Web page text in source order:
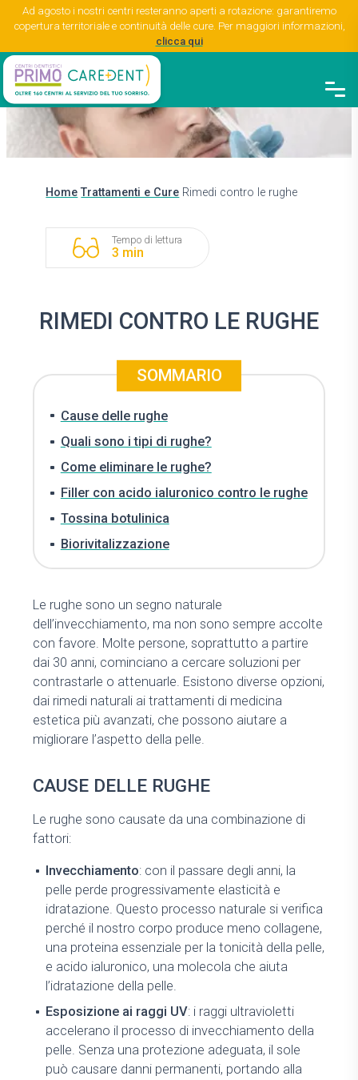
Ad agosto i nostri centri resteranno aperti a rotazione: garantiremo
copertura territoriale e continuità delle cure. Per maggiori informazioni,
clicca qui
Home Trattamenti e Cure Rimedi contro le rughe
Tempo di lettura
3 min
RIMEDI CONTRO LE RUGHE
SOMMARIO
Cause delle rughe
Quali sono i tipi di rughe?
Come eliminare le rughe?
Filler con acido ialuronico contro le rughe
Tossina botulinica
Biorivitalizzazione
Le rughe sono un segno naturale
dell’invecchiamento, ma non sono sempre accolte
con favore. Molte persone, soprattutto a partire
dai 30 anni, cominciano a cercare soluzioni per
contrastarle o attenuarle. Esistono diverse opzioni,
dai rimedi naturali ai trattamenti di medicina
estetica più avanzati, che possono aiutare a
migliorare l’aspetto della pelle.
CAUSE DELLE RUGHE
Le rughe sono causate da una combinazione di
fattori:
Invecchiamento: con il passare degli anni, la
pelle perde progressivamente elasticità e
idratazione. Questo processo naturale si verifica
perché il nostro corpo produce meno collagene,
una proteina essenziale per la tonicità della pelle,
e acido ialuronico, una molecola che aiuta
l’idratazione della pelle.
Esposizione ai raggi UV: i raggi ultravioletti
accelerano il processo di invecchiamento della
pelle. Senza una protezione adeguata, il sole
può causare danni permanenti, portando alla